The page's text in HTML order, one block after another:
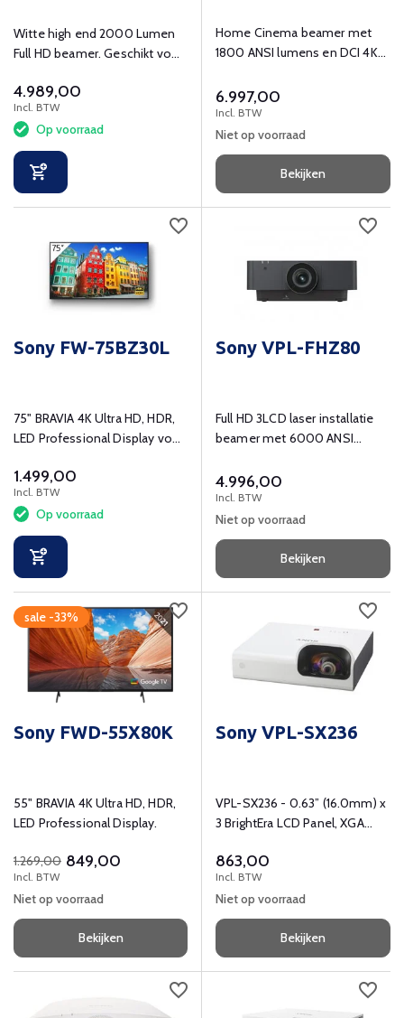
Witte high end 2000 Lumen
Full HD beamer. Geschikt voor
4.989,00
Incl. BTW
Op voorraad
Home Cinema beamer met
1800 ANSI lumens en DCI 4K
6.997,00
Incl. BTW
Niet op voorraad
Bekijken
Sony FW-75BZ30L
75" BRAVIA 4K Ultra HD, HDR,
LED Professional Display voor
1.499,00
Incl. BTW
Op voorraad
Sony VPL-FHZ80
Full HD 3LCD laser installatie
beamer met 6000 ANSI
4.996,00
Incl. BTW
Niet op voorraad
Bekijken
sale -33%
Sony FWD-55X80K
55" BRAVIA 4K Ultra HD, HDR,
LED Professional Display.
1.269,00 849,00
Incl. BTW
Niet op voorraad
Bekijken
Sony VPL-SX236
VPL-SX236 - 0.63” (16.0mm) x
3 BrightEra LCD Panel, XGA
3000:1, 1x 16W, 30dB
863,00
Incl. BTW
Niet op voorraad
Bekijken